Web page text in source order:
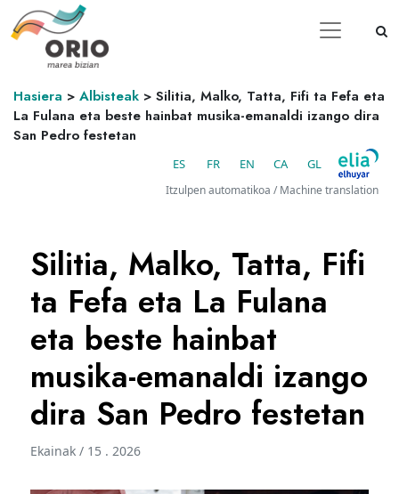
Hasiera > Albisteak > Silitia, Malko, Tatta, Fifi ta Fefa eta
La Fulana eta beste hainbat musika-emanaldi izango dira
San Pedro festetan
ES FR EN CA GL
Itzulpen automatikoa / Machine translation
Silitia, Malko, Tatta, Fifi
ta Fefa eta La Fulana
eta beste hainbat
musika-emanaldi izango
dira San Pedro festetan
Ekainak / 15 . 2026